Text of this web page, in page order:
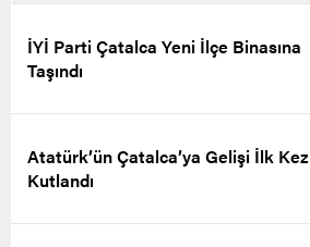
İYİ Parti Çatalca Yeni İlçe Binasına
Taşındı
Atatürk’ün Çatalca’ya Gelişi İlk Kez
Kutlandı